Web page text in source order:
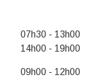
07h30 - 13h00
14h00 - 19h00
09h00 - 12h00